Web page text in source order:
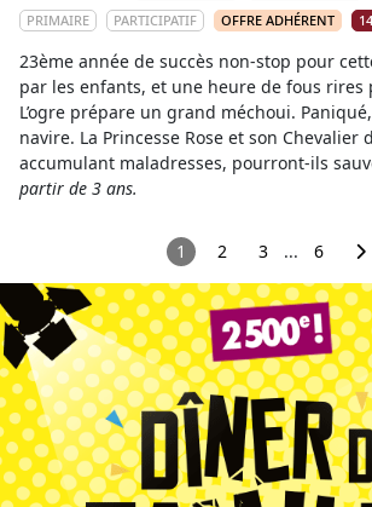
PRIMAIRE
PARTICIPATIF OFFRE ADHÉRENT
23ème année de succès non-stop pour
par les enfants, et une heure de fous rires
L’ogre prépare un grand méchoui.
navire. La Princesse Rose et son Chevalier
accumulant maladresses, pourront-ils
partir de 3 ans.
1 2 3 ... 6